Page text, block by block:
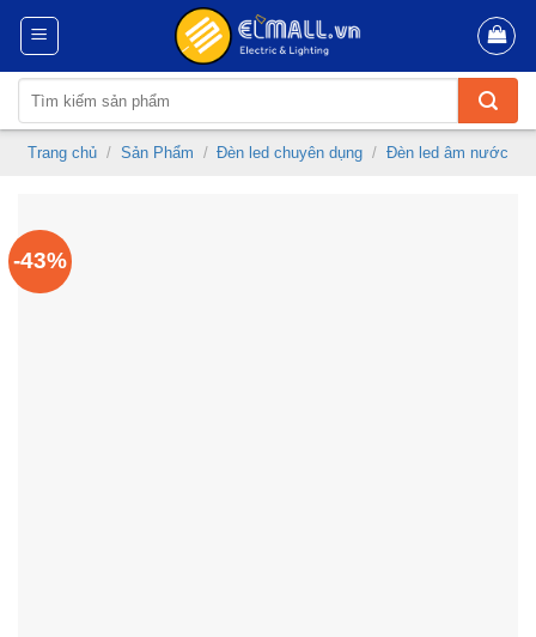
Skip
content
kiếm:
Trang chủ / Sản Phẩm / Đèn led chuyên dụng / Đèn led âm nước
-43%